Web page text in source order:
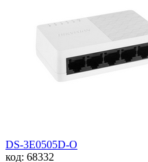
DS-3E0505D-O
код: 68332